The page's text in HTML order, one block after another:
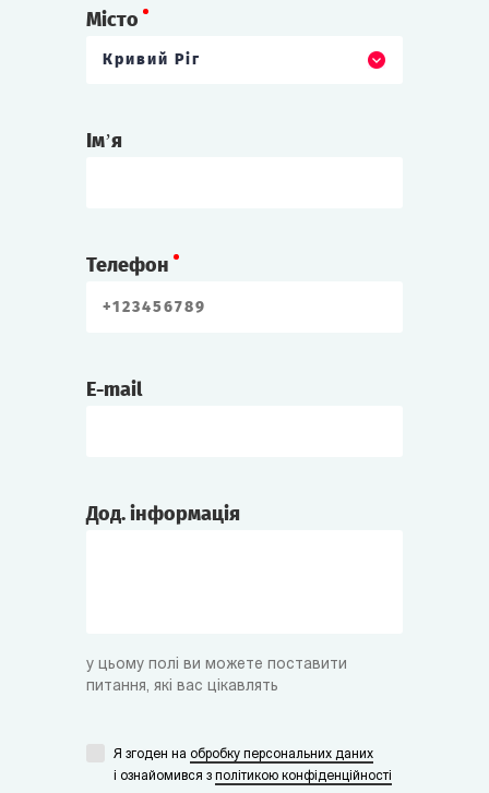
Місто
Кривий Ріг
Ім’я
Телефон
E-mail
Дод. інформація
у цьому полі ви можете поставити
питання, які вас цікавлять
Я згоден на обробку персональних даних
i ознайомився з політикою конфіденційності